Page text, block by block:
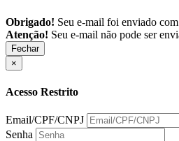
Obrigado! Seu e-mail foi enviado com
Atenção! Seu e-mail não pode ser
Fechar
×
Acesso Restrito
Email/CPF/CNPJ
Senha